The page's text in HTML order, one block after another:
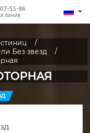
55-86
ЛИНИЯ
Без звезд